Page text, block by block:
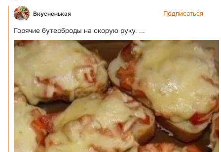
Вкусненькая Подписаться
Горячие бутерброды на скорую руку. ...